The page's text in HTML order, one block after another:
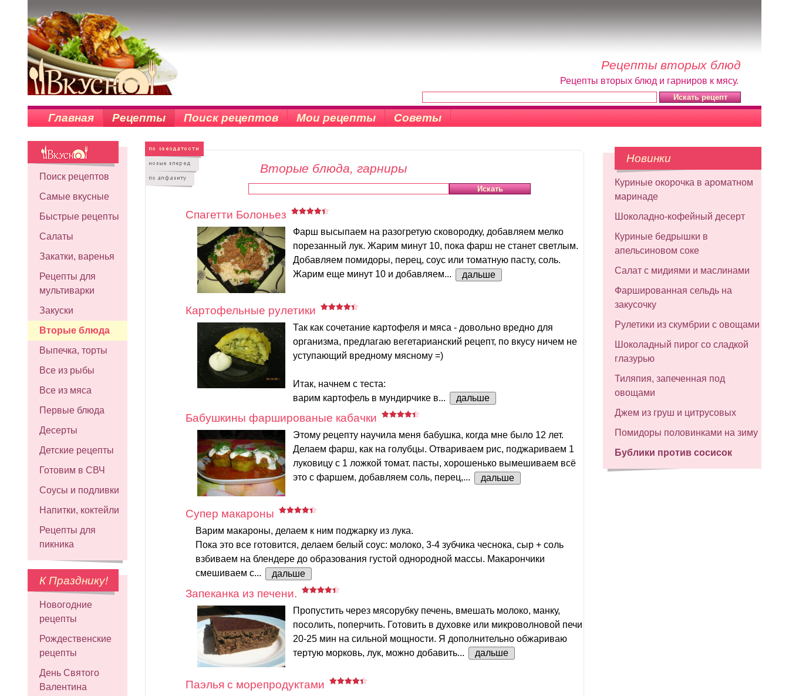
Рецепты вторых блюд
Рецепты вторых блюд и гарниров к мясу.
Главная Рецепты Поиск рецептов Мои рецепты Советы
Поиск рецептов
Самые вкусные
Быстрые рецепты
Салаты
Закатки, варенья
Рецепты для
мультиварки
Закуски
Вторые блюда
Выпечка, торты
Все из рыбы
Все из мяса
Первые блюда
Десерты
Детские рецепты
Готовим в СВЧ
Соусы и подливки
Напитки, коктейли
Рецепты для
пикника
К Празднику!
Новогодние
рецепты
Рождественские
рецепты
День Святого
Валентина
Вторые блюда, гарниры
Спагетти Болоньез
Фарш высыпаем на разогретую сковородку, добавляем мелко
порезанный лук. Жарим минут 10, пока фарш не станет светлым.
Добавляем помидоры, перец, соус или томатную пасту, соль.
Жарим еще минут 10 и добавляем...
дальше
Картофельные рулетики
Так как сочетание картофеля и мяса - довольно вредно для
организма, предлагаю вегетарианский рецепт, по вкусу ничем не
уступающий вредному мясному =)
Итак, начнем с теста:
варим картофель в мундирчике в...
дальше
Бабушкины фаршированые кабачки
Этому рецепту научила меня бабушка, когда мне было 12 лет.
Делаем фарш, как на голубцы. Отвариваем рис, поджариваем 1
луковицу с 1 ложкой томат. пасты, хорошенько вымешиваем всё
это с фаршем, добавляем соль, перец,...
дальше
Супер макароны
Варим макароны, делаем к ним поджарку из лука.
Пока это все готовится, делаем белый соус: молоко, 3-4 зубчика чеснока, сыр + соль
взбиваем на блендере до образования густой однородной массы. Макарончики
смешиваем с...
дальше
Запеканка из печени.
Пропустить через мясорубку печень, вмешать молоко, манку,
посолить, поперчить. Готовить в духовке или микроволновой печи
20-25 мин на сильной мощности. Я дополнительно обжариваю
тертую морковь, лук, можно добавить...
дальше
Паэлья с морепродуктами
Новинки
Куриные окорочка в ароматном
маринаде
Шоколадно-кофейный десерт
Куриные бедрышки в
апельсиновом соке
Салат с мидиями и маслинами
Фаршированная сельдь на
закусочку
Рулетики из скумбрии с овощами
Шоколадный пирог со сладкой
глазурью
Тиляпия, запеченная под
овощами
Джем из груш и цитрусовых
Помидоры половинками на зиму
Бублики против сосисок